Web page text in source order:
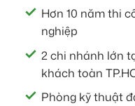
Hơn 10 năm thi
nghiệp
2 chi nhánh lớn
khách toàn
Phòng kỹ thuật